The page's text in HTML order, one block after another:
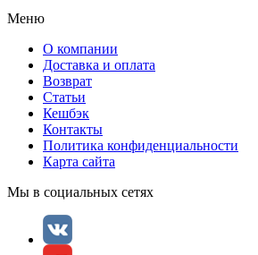
Меню
О компании
Доставка и оплата
Возврат
Статьи
Кешбэк
Контакты
Политика конфиденциальности
Карта сайта
Мы в социальных сетях